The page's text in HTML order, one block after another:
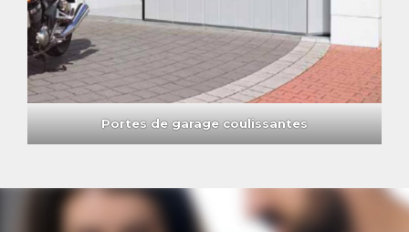
Portes de garage coulissantes